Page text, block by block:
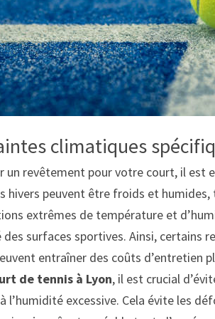
climatiques
un revêtement pour votre court, il est
hivers peuvent être froids et
extrêmes de température et
surfaces sportives. Ainsi, certains
entraîner des coûts d’entretien
de tennis à Lyon, il est crucial
l’humidité excessive. Cela évite les